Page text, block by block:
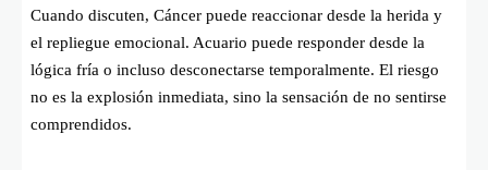
Cuando discuten, Cáncer puede reaccionar desde la herida y
el repliegue emocional. Acuario puede responder desde la
lógica fría o incluso desconectarse temporalmente. El riesgo
no es la explosión inmediata, sino la sensación de no sentirse
comprendidos.